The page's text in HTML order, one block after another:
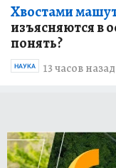
Хвостами
изъясняются в
понять?
13 часов назад
НАУКА